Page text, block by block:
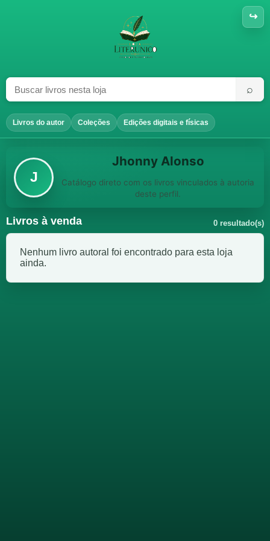
⌕
↪
Livros do autor Coleções Edições digitais e físicas
J
Jhonny Alonso
Catálogo direto com os livros vinculados à autoria
deste perfil.
Livros à venda 0 resultado(s)
Nenhum livro autoral foi encontrado para esta loja
ainda.